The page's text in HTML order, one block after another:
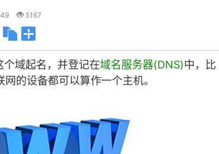
5167
域起名，并登记在域名服务器(DNS)中，比
的设备都可以算作一个主机。